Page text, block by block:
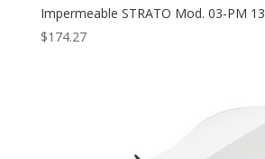
Impermeable STRATO Mod. 03-PM 13
$174.27